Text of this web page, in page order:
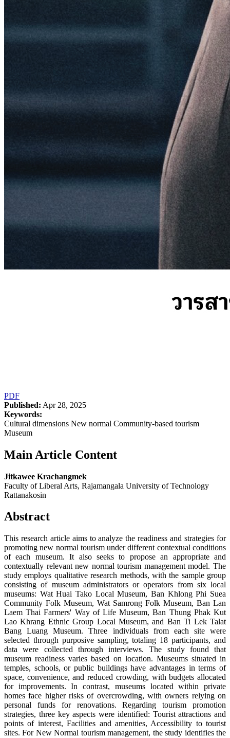
PDF
Published: Apr 28, 2025
Keywords:
Cultural dimensions New normal Community-based tourism
Museum
Main Article Content
Jitkawee Krachangmek
Faculty of Liberal Arts, Rajamangala University of Technology
Rattanakosin
Abstract
This research article aims to analyze the readiness and strategies for
promoting new normal tourism under different contextual conditions
of each museum. It also seeks to propose an appropriate and
contextually relevant new normal tourism management model. The
study employs qualitative research methods, with the sample group
consisting of museum administrators or operators from six local
museums: Wat Huai Tako Local Museum, Ban Khlong Phi Suea
Community Folk Museum, Wat Samrong Folk Museum, Ban Lan
Laem Thai Farmers' Way of Life Museum, Ban Thung Phak Kut
Lao Khrang Ethnic Group Local Museum, and Ban Ti Lek Talat
Bang Luang Museum. Three individuals from each site were
selected through purposive sampling, totaling 18 participants, and
data were collected through interviews. The study found that
museum readiness varies based on location. Museums situated in
temples, schools, or public buildings have advantages in terms of
space, convenience, and reduced crowding, with budgets allocated
for improvements. In contrast, museums located within private
homes face higher risks of overcrowding, with owners relying on
personal funds for renovations. Regarding tourism promotion
strategies, three key aspects were identified: Tourist attractions and
points of interest, Facilities and amenities, Accessibility to tourist
sites. For New Normal tourism management, the study identifies the